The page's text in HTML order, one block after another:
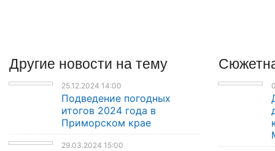
Другие новости на тему
25.12.2024 14:00
Подведение погодных
итогов 2024 года в
Приморском крае
29.03.2024 15:00